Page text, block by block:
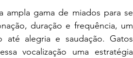
ampla gama de miados para se
duração e frequência, um
até alegria e saudação. Gatos
vocalização uma estratégia